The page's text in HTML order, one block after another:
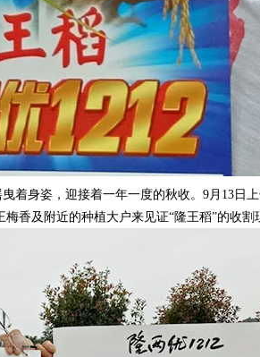
身姿，迎接着一年一度的秋收。9月13日上
香及附近的种植大户来见证“隆王稻”的收割